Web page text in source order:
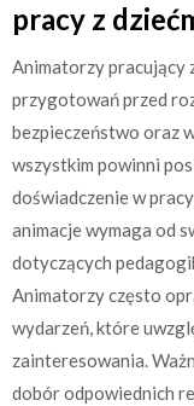
pracy z
Animatorzy pracujący
przygotowań przed
bezpieczeństwo oraz
wszystkim powinni
doświadczenie w
animacje wymaga od
dotyczących
Animatorzy często
wydarzeń, które
zainteresowania.
dobór odpowiednich